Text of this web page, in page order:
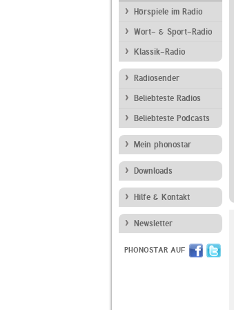
Hörspiele im Radio
Wort- & Sport-Radio
Klassik-Radio
Radiosender
Beliebteste Radios
Beliebteste Podcasts
Mein phonostar
Downloads
Hilfe & Kontakt
Newsletter
PHONOSTAR AUF